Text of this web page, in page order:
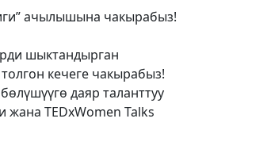
ачылышына чакырабыз!
шыктандырган
кечеге чакырабыз!
даяр таланттуу
TEDxWomen Talks